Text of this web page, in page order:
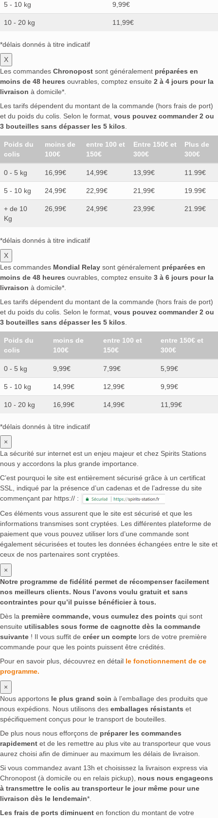
5 - 10 kg 9,99€
10 - 20 kg 11,99€
*délais donnés à titre indicatif
X
Les commandes Chronopost sont généralement préparées en
moins de 48 heures ouvrables, comptez ensuite 2 à 4 jours pour la
livraison à domicile*.
Les tarifs dépendent du montant de la commande (hors frais de port)
et du poids du colis. Selon le format, vous pouvez commander 2 ou
3 bouteilles sans dépasser les 5 kilos.
Poids du
colis
moins de
100€
entre 100 et
150€
Entre 150€ et
300€
Plus de
300€
0 - 5 kg 16,99€ 14,99€ 13,99€ 11.99€
5 - 10 kg 24,99€ 22,99€ 21,99€ 19.99€
+ de 10
Kg
26,99€ 24,99€ 23,99€ 21.99€
*délais donnés à titre indicatif
X
Les commandes Mondial Relay sont généralement préparées en
moins de 48 heures ouvrables, comptez ensuite 3 à 6 jours pour la
livraison à domicile*.
Les tarifs dépendent du montant de la commande (hors frais de port)
et du poids du colis. Selon le format, vous pouvez commander 2 ou
3 bouteilles sans dépasser les 5 kilos.
Poids du
colis
moins de
100€
entre 100 et
150€
entre 150€ et
300€
0 - 5 kg 9,99€ 7,99€ 5,99€
5 - 10 kg 14,99€ 12,99€ 9,99€
10 - 20 kg 16,99€ 14,99€ 11,99€
*délais donnés à titre indicatif
×
La sécurité sur internet est un enjeu majeur et chez Spirits Stations
nous y accordons la plus grande importance.
C’est pourquoi le site est entièrement sécurisé grâce à un certificat
SSL, indiqué par la présence d’un cadenas et de l’adresse du site
commençant par https:// :
Ces éléments vous assurent que le site est sécurisé et que les
informations transmises sont cryptées. Les différentes plateforme de
paiement que vous pouvez utiliser lors d’une commande sont
également sécurisées et toutes les données échangées entre le site et
ceux de nos partenaires sont cryptées.
×
Notre programme de fidélité permet de récompenser facilement
nos meilleurs clients. Nous l’avons voulu gratuit et sans
contraintes pour qu’il puisse bénéficier à tous.
Dès la première commande, vous cumulez des points qui sont
ensuite utilisables sous forme de cagnotte dès la commande
suivante ! Il vous suffit de créer un compte lors de votre première
commande pour que les points puissent être crédités.
Pour en savoir plus, découvrez en détail le fonctionnement de ce
programme.
×
Nous apportons le plus grand soin à l’emballage des produits que
nous expédions. Nous utilisons des emballages résistants et
spécifiquement conçus pour le transport de bouteilles.
De plus nous nous efforçons de préparer les commandes
rapidement et de les remettre au plus vite au transporteur que vous
aurez choisi afin de diminuer au maximum les délais de livraison.
Si vous commandez avant 13h et choisissez la livraison express via
Chronopost (à domicile ou en relais pickup), nous nous engageons
à transmettre le colis au transporteur le jour même pour une
livraison dès le lendemain*.
Les frais de ports diminuent en fonction du montant de votre